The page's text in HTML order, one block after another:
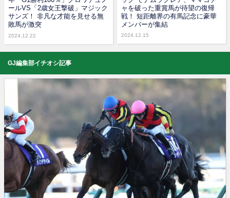
ールVS「2歳女王撃破」マジック
サンズ！ 非凡な才能を見せる無
敗馬が激突
2024.12.22
ャを破った重賞馬が待望の復帰
戦！ 短距離界の有馬記念に豪華
メンバーが集結
2024.12.15
GJ編集部イチオシ記事